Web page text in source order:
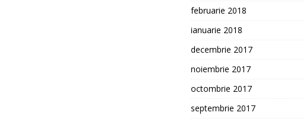
februarie 2018
ianuarie 2018
decembrie 2017
noiembrie 2017
octombrie 2017
septembrie 2017